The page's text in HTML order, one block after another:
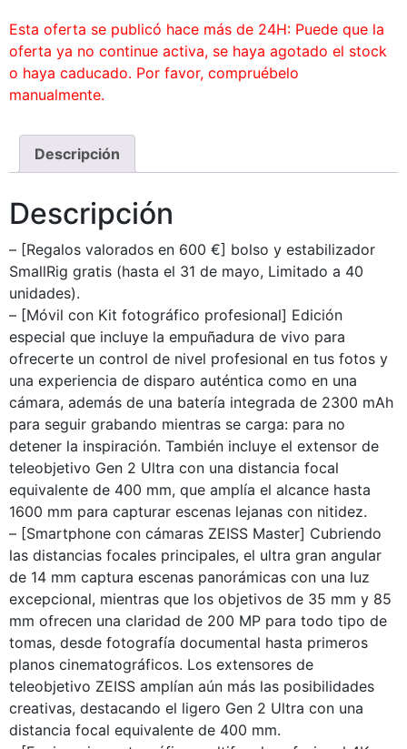
Esta oferta se publicó hace más de 24H: Puede que la
oferta ya no continue activa, se haya agotado el stock
o haya caducado. Por favor, compruébelo
manualmente.
Descripción
Descripción
– [Regalos valorados en 600 €] bolso y estabilizador
SmallRig gratis (hasta el 31 de mayo, Limitado a 40
unidades).
– [Móvil con Kit fotográfico profesional] Edición
especial que incluye la empuñadura de vivo para
ofrecerte un control de nivel profesional en tus fotos y
una experiencia de disparo auténtica como en una
cámara, además de una batería integrada de 2300 mAh
para seguir grabando mientras se carga: para no
detener la inspiración. También incluye el extensor de
teleobjetivo Gen 2 Ultra con una distancia focal
equivalente de 400 mm, que amplía el alcance hasta
1600 mm para capturar escenas lejanas con nitidez.
– [Smartphone con cámaras ZEISS Master] Cubriendo
las distancias focales principales, el ultra gran angular
de 14 mm captura escenas panorámicas con una luz
excepcional, mientras que los objetivos de 35 mm y 85
mm ofrecen una claridad de 200 MP para todo tipo de
tomas, desde fotografía documental hasta primeros
planos cinematográficos. Los extensores de
teleobjetivo ZEISS amplían aún más las posibilidades
creativas, destacando el ligero Gen 2 Ultra con una
distancia focal equivalente de 400 mm.